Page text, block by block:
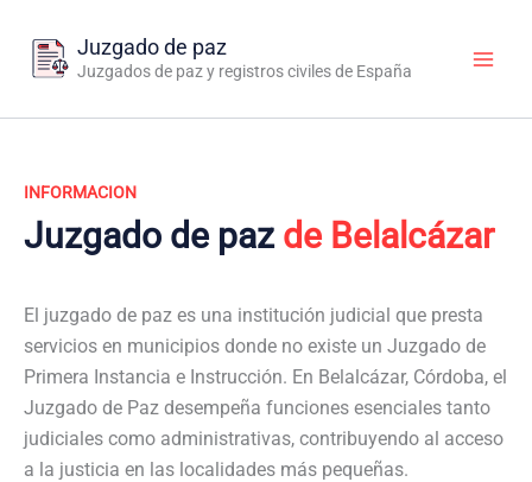
contenido
Juzgado de paz
Juzgados de paz y registros civiles de España
INFORMACION
Juzgado de paz de Belalcázar
El juzgado de paz es una institución judicial que presta
servicios en municipios donde no existe un Juzgado de
Primera Instancia e Instrucción. En Belalcázar, Córdoba, el
Juzgado de Paz desempeña funciones esenciales tanto
judiciales como administrativas, contribuyendo al acceso
a la justicia en las localidades más pequeñas.